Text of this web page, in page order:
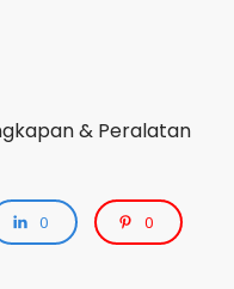
& Peralatan
0 0